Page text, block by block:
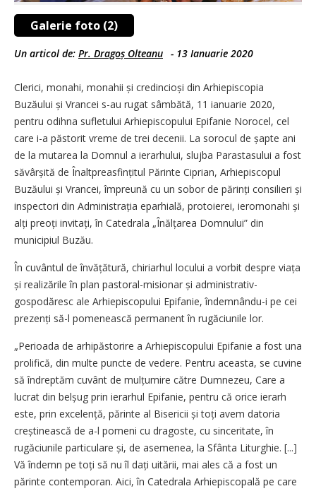
Galerie foto (2)
Un articol de: Pr. Dragoș Olteanu - 13 Ianuarie 2020
Clerici, monahi, monahii și credincioși din Arhiepiscopia
Buzăului și Vrancei s-au rugat sâmbătă, 11 ianuarie 2020,
pentru odihna sufletului Arhiepiscopului Epifanie Norocel, cel
care i-a păstorit vreme de trei decenii. La sorocul de șapte ani
de la mutarea la Domnul a ierarhului, slujba Parastasului a fost
săvârșită de Înaltpreasfințitul Părinte Ciprian, Arhiepiscopul
Buzăului și Vrancei, împreună cu un sobor de părinți consilieri și
inspectori din Administrația eparhială, protoierei, ieromonahi și
alți preoți invitați, în Catedrala „Înălțarea Domnului” din
municipiul Buzău.
În cuvântul de învățătură, chiriarhul locului a vorbit despre viața
și realizările în plan pastoral-misionar și administrativ-
gospodăresc ale Arhiepiscopului Epifanie, îndemnându-i pe cei
prezenți să-l pomenească permanent în rugăciunile lor.
„Perioada de arhipăstorire a Arhiepiscopului Epifanie a fost una
prolifică, din multe puncte de vedere. Pentru aceasta, se cuvine
să îndreptăm cuvânt de mulțumire către Dumnezeu, Care a
lucrat din belșug prin ierarhul Epifanie, pentru că orice ierarh
este, prin excelență, părinte al Bisericii și toți avem datoria
creștinească de a-l pomeni cu dragoste, cu sinceritate, în
rugăciunile particulare și, de asemenea, la Sfânta Liturghie. [...]
Vă îndemn pe toți să nu îl dați uitării, mai ales că a fost un
părinte contemporan. Aici, în Catedrala Arhiepiscopală pe care